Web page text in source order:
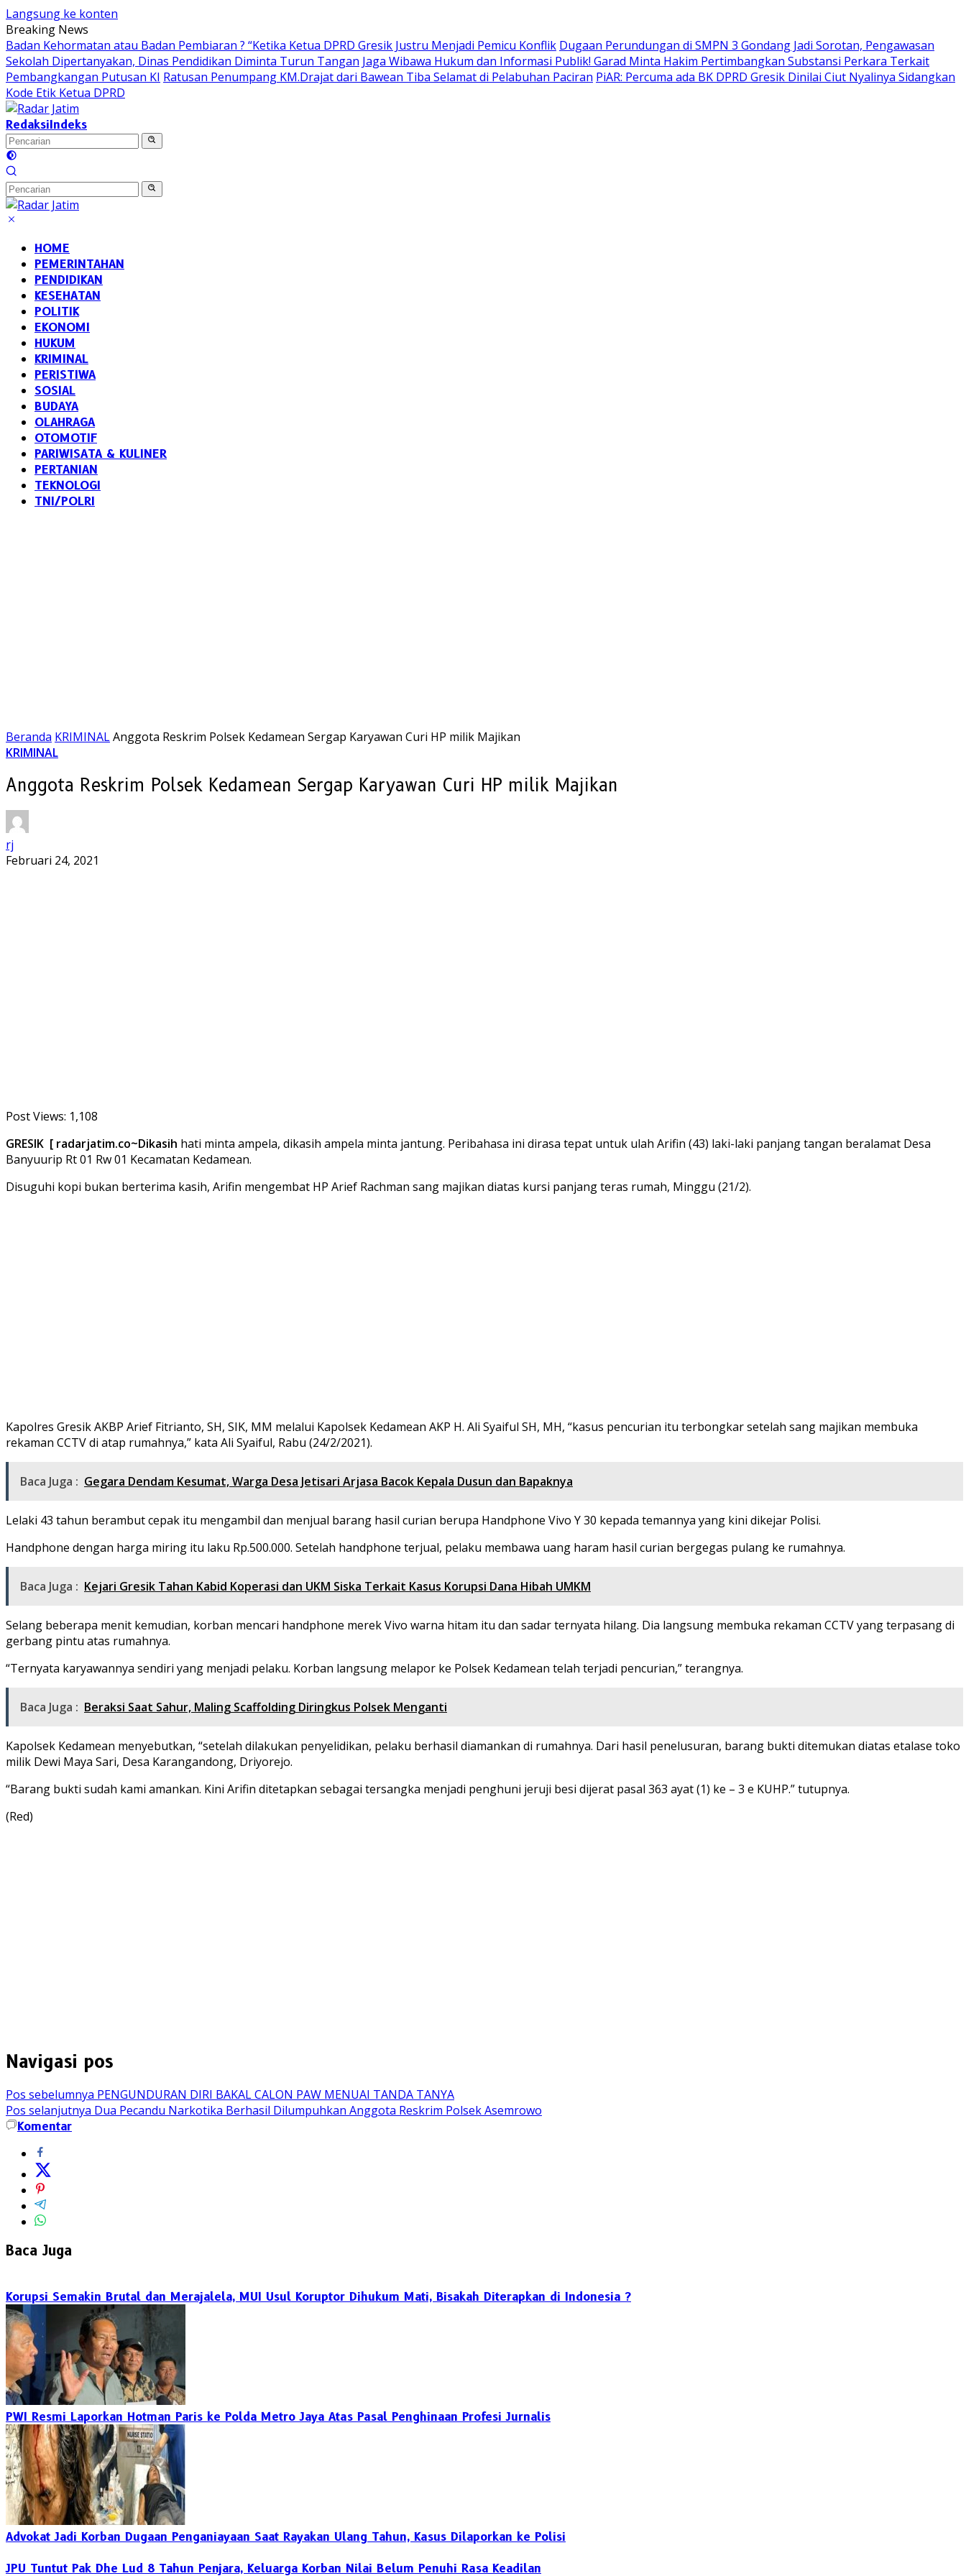
Langsung ke konten
Breaking News
Badan Kehormatan atau Badan Pembiaran ? “Ketika Ketua DPRD Gresik Justru Menjadi Pemicu Konflik Dugaan Perundungan di SMPN 3 Gondang Jadi Sorotan, Pengawasan
Sekolah Dipertanyakan, Dinas Pendidikan Diminta Turun Tangan Jaga Wibawa Hukum dan Informasi Publik! Garad Minta Hakim Pertimbangkan Substansi Perkara Terkait
Pembangkangan Putusan KI Ratusan Penumpang KM.Drajat dari Bawean Tiba Selamat di Pelabuhan Paciran PiAR: Percuma ada BK DPRD Gresik Dinilai Ciut Nyalinya Sidangkan
Kode Etik Ketua DPRD
RedaksiIndeks
HOME
PEMERINTAHAN
PENDIDIKAN
KESEHATAN
POLITIK
EKONOMI
HUKUM
KRIMINAL
PERISTIWA
SOSIAL
BUDAYA
OLAHRAGA
OTOMOTIF
PARIWISATA & KULINER
PERTANIAN
TEKNOLOGI
TNI/POLRI
Beranda KRIMINALAnggota Reskrim Polsek Kedamean Sergap Karyawan Curi HP milik Majikan
KRIMINAL
Anggota Reskrim Polsek Kedamean Sergap Karyawan Curi HP milik Majikan
rj
Februari 24, 2021
Post Views: 1,108
GRESIK [ radarjatim.co~Dikasih hati minta ampela, dikasih ampela minta jantung. Peribahasa ini dirasa tepat untuk ulah Arifin (43) laki-laki panjang tangan beralamat Desa
Banyuurip Rt 01 Rw 01 Kecamatan Kedamean.
Disuguhi kopi bukan berterima kasih, Arifin mengembat HP Arief Rachman sang majikan diatas kursi panjang teras rumah, Minggu (21/2).
Kapolres Gresik AKBP Arief Fitrianto, SH, SIK, MM melalui Kapolsek Kedamean AKP H. Ali Syaiful SH, MH, “kasus pencurian itu terbongkar setelah sang majikan membuka
rekaman CCTV di atap rumahnya,” kata Ali Syaiful, Rabu (24/2/2021).
Baca Juga : Gegara Dendam Kesumat, Warga Desa Jetisari Arjasa Bacok Kepala Dusun dan Bapaknya
Lelaki 43 tahun berambut cepak itu mengambil dan menjual barang hasil curian berupa Handphone Vivo Y 30 kepada temannya yang kini dikejar Polisi.
Handphone dengan harga miring itu laku Rp.500.000. Setelah handphone terjual, pelaku membawa uang haram hasil curian bergegas pulang ke rumahnya.
Baca Juga : Kejari Gresik Tahan Kabid Koperasi dan UKM Siska Terkait Kasus Korupsi Dana Hibah UMKM
Selang beberapa menit kemudian, korban mencari handphone merek Vivo warna hitam itu dan sadar ternyata hilang. Dia langsung membuka rekaman CCTV yang terpasang di
gerbang pintu atas rumahnya.
“Ternyata karyawannya sendiri yang menjadi pelaku. Korban langsung melapor ke Polsek Kedamean telah terjadi pencurian,” terangnya.
Baca Juga : Beraksi Saat Sahur, Maling Scaffolding Diringkus Polsek Menganti
Kapolsek Kedamean menyebutkan, “setelah dilakukan penyelidikan, pelaku berhasil diamankan di rumahnya. Dari hasil penelusuran, barang bukti ditemukan diatas etalase toko
milik Dewi Maya Sari, Desa Karangandong, Driyorejo.
“Barang bukti sudah kami amankan. Kini Arifin ditetapkan sebagai tersangka menjadi penghuni jeruji besi dijerat pasal 363 ayat (1) ke – 3 e KUHP.” tutupnya.
(Red)
Navigasi pos
Pos sebelumnya PENGUNDURAN DIRI BAKAL CALON PAW MENUAI TANDA TANYA
Pos selanjutnya Dua Pecandu Narkotika Berhasil Dilumpuhkan Anggota Reskrim Polsek Asemrowo
Komentar
Baca Juga
Korupsi Semakin Brutal dan Merajalela, MUI Usul Koruptor Dihukum Mati, Bisakah Diterapkan di Indonesia ?
PWI Resmi Laporkan Hotman Paris ke Polda Metro Jaya Atas Pasal Penghinaan Profesi Jurnalis
Advokat Jadi Korban Dugaan Penganiayaan Saat Rayakan Ulang Tahun, Kasus Dilaporkan ke Polisi
JPU Tuntut Pak Dhe Lud 8 Tahun Penjara, Keluarga Korban Nilai Belum Penuhi Rasa Keadilan